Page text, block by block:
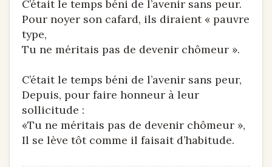
C’était le temps béni de l’avenir sans peur.
Pour noyer son cafard, ils diraient « pauvre
type,
Tu ne méritais pas de devenir chômeur ».
C’était le temps béni de l’avenir sans peur,
Depuis, pour faire honneur à leur
sollicitude :
«Tu ne méritais pas de devenir chômeur »,
Il se lève tôt comme il faisait d’habitude.